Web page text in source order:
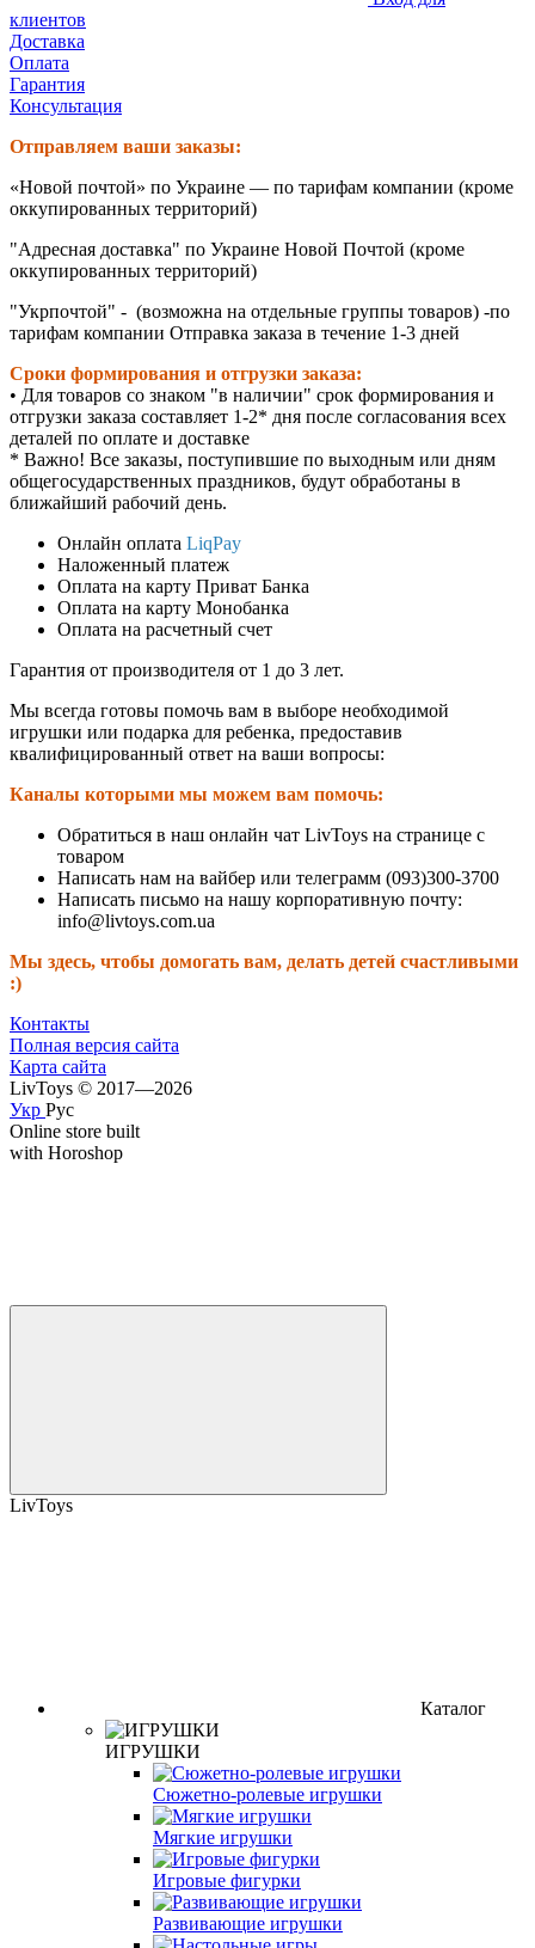
клиентов
Доставка
Оплата
Гарантия
Консультация
Отправляем ваши заказы:
«Новой почтой» по Украине — по тарифам компании (кроме
оккупированных территорий)
"Адресная доставка" по Украине Новой Почтой (кроме
оккупированных территорий)
"Укрпочтой" - (возможна на отдельные группы товаров) -по
тарифам компании Отправка заказа в течение 1-3 дней
Сроки формирования и отгрузки заказа:
• Для товаров со знаком "в наличии" срок формирования и
отгрузки заказа составляет 1-2* дня после согласования всех
деталей по оплате и доставке
* Важно! Все заказы, поступившие по выходным или дням
общегосударственных праздников, будут обработаны в
ближайший рабочий день.
Онлайн оплата LiqPay
Наложенный платеж
Оплата на карту Приват Банка
Оплата на карту Монобанка
Оплата на расчетный счет
Гарантия от производителя от 1 до 3 лет.
Мы всегда готовы помочь вам в выборе необходимой
игрушки или подарка для ребенка, предоставив
квалифицированный ответ на ваши вопросы:
Каналы которыми мы можем вам помочь:
Обратиться в наш онлайн чат LivToys на странице с
товаром
Написать нам на вайбер или телеграмм (093)300-3700
Написать письмо на нашу корпоративную почту:
info@livtoys.com.ua
Мы здесь, чтобы домогать вам, делать детей счастливыми
:)
Контакты
Полная версия сайта
Карта сайта
LivToys © 2017—2026
Укр Рус
Online store built
with Horoshop
LivToys
Каталог
ИГРУШКИ
Сюжетно-ролевые игрушки
Мягкие игрушки
Игровые фигурки
Развивающие игрушки